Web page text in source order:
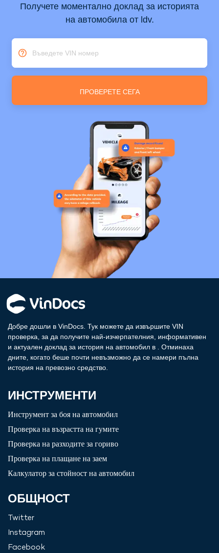
Получете моментално доклад за историята
на автомобила от ldv.
Въведете VIN номер
ПРОВЕРЕТЕ СЕГА
Добре дошли в VinDocs. Тук можете да извършите VIN
проверка, за да получите най-изчерпателния, информативен
и актуален доклад за история на автомобил в
. Отминаха
дните, когато беше почти невъзможно да се намери пълна
история на превозно средство.
ИНСТРУМЕНТИ
Инструмент за боя на автомобил
Проверка на възрастта на гумите
Проверка на разходите за гориво
Проверка на плащане на заем
Калкулатор за стойност на автомобил
ОБЩНОСТ
Twitter
Instagram
Facebook